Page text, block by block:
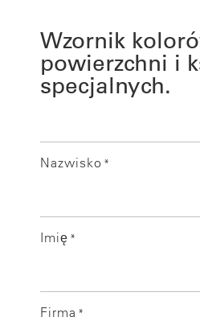
Wzornik
powierzchni i
specjalnych.
Nazwisko *
Imię *
Firma *